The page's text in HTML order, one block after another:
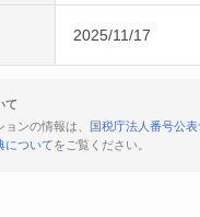
2025/11/17
て
ンの情報は、
国税庁法人番号公表
についてをご覧ください。